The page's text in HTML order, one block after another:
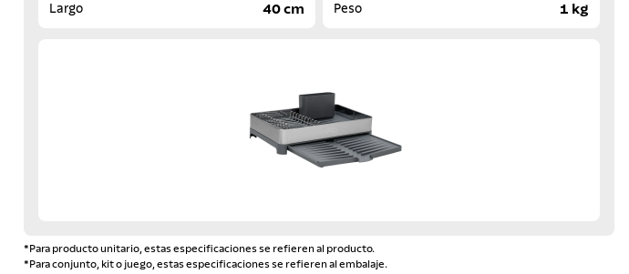
Largo 40 cm Peso 1 kg
*Para producto unitario, estas especificaciones se refieren al producto.
*Para conjunto, kit o juego, estas especificaciones se refieren al embalaje.